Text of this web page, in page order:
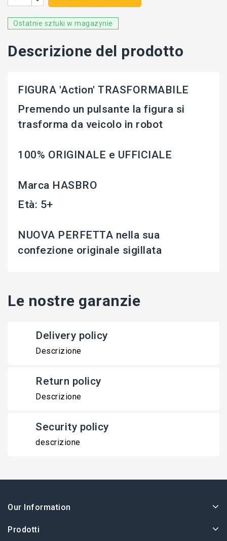
Ostatnie sztuki w magazynie
Descrizione del prodotto
FIGURA 'Action' TRASFORMABILE
Premendo un pulsante la figura si
trasforma da veicolo in robot
100% ORIGINALE e UFFICIALE
Marca HASBRO
Età: 5+
NUOVA PERFETTA nella sua
confezione originale sigillata
Le nostre garanzie
Delivery policy
Descrizione
Return policy
Descrizione
Security policy
descrizione
Our Information
Prodotti